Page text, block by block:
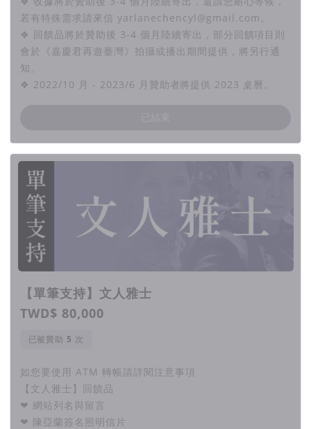
若有特殊需求請來信 yarlanechencyl@gmail.com。
❖ 回饋品將於贊助後 3-4 個月陸續寄出，部分回饋項目則
會於《嘉慶君再遊臺灣》拍攝或播出期間提供，將另行通
知。
❖ 2022/10 月 - 2023/6 月贊助者將提供 2023 桌曆。
【單筆支持】文人雅士
TWD$ 80,000
已被贊助 次
如您要使用 ATM 轉帳請詳閱注意事項
【文人雅士】回饋品
❤ 網站列名與留言
❤ 陳亞蘭簽名照明信片